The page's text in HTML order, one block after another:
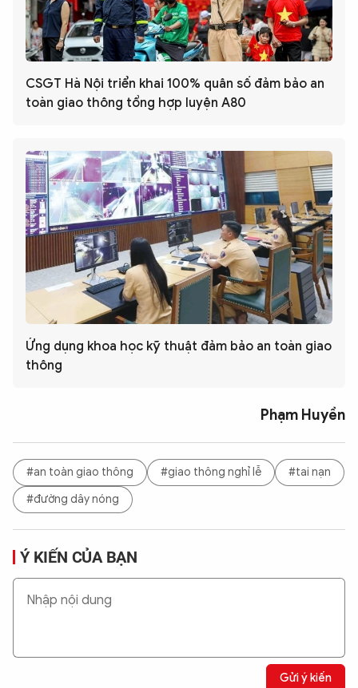
CSGT Hà Nội triển khai 100% quân số đảm bảo an
toàn giao thông tổng hợp luyện A80
Ứng dụng khoa học kỹ thuật đảm bảo an toàn giao
thông
Phạm Huyền
#an toàn giao thông #giao thông nghỉ lễ
#tai nạn
#đường dây nóng
Ý KIẾN CỦA BẠN
Gửi ý kiến